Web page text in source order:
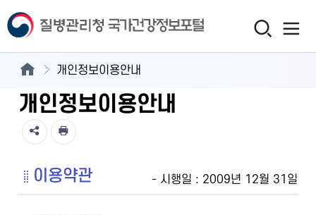
개인정보이용안내
개인정보이용안내
- 시행일 : 2009년 12월 31일
이용약관